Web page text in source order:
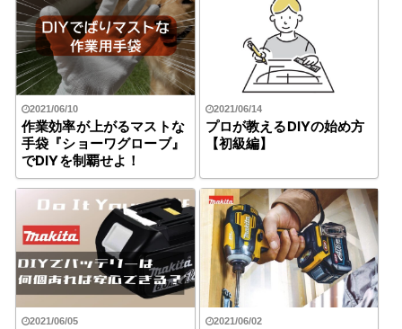
2021/06/10
作業効率が上がるマストな
手袋『ショーワグローブ』
でDIYを制覇せよ！
2021/06/14
プロが教えるDIYの始め方
【初級編】
2021/06/05 2021/06/02